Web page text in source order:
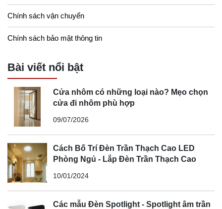
Chính sách vận chuyển
Chính sách bảo mật thông tin
Bài viết nổi bật
Cửa nhôm có những loại nào? Mẹo chọn
cửa đi nhôm phù hợp
09/07/2026
Cách Bố Trí Đèn Trần Thạch Cao LED
Phòng Ngủ - Lắp Đèn Trần Thạch Cao
10/01/2024
Các mẫu Đèn Spotlight - Spotlight âm trần